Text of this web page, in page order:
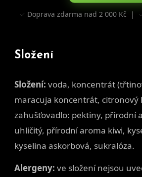
✓ Doprava zdarma nad 2 000 Kč |
Složení
Složení: voda, koncentrát
maracuja koncentrát, citronový
zahušťovadlo: pektiny, přírodní
uhličitý, přírodní aroma kiwi,
kyselina askorbová, sukralóza.
Alergeny: ve složení nejsou